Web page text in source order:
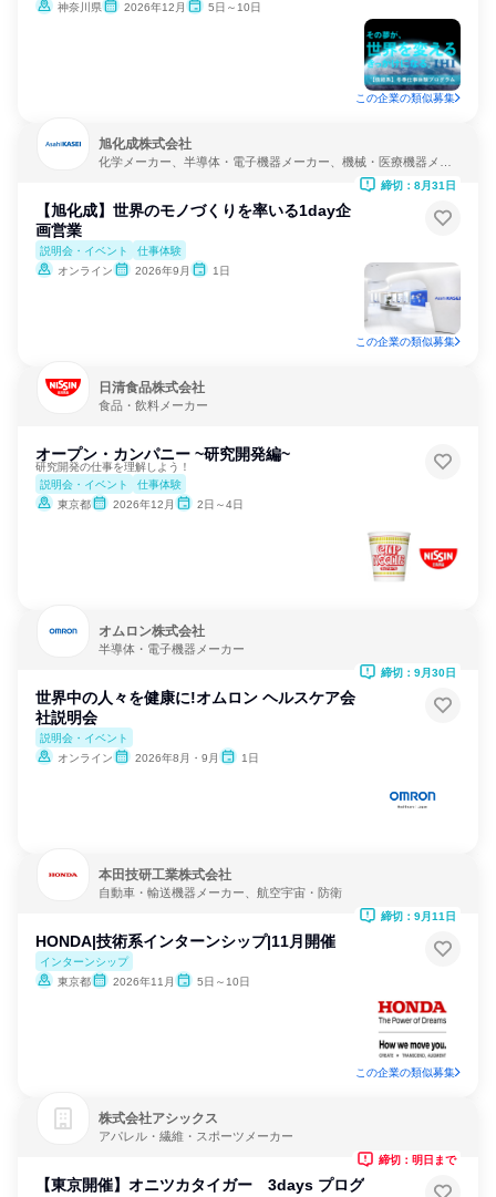
神奈川県
2026年12月 5日～10日
この企業の類似募集
旭化成株式会社
化学メーカー、半導体・電子機器メーカー、機械・医療機器メー
【旭化成】世界のモノづくりを率いる1day企
画営業
説明会・イベント
仕事体験
オンライン
2026年9月 1日
締切：8月31日
この企業の類似募集
日清食品株式会社
食品・飲料メーカー
オープン・カンパニー ~研究開発編~
研究開発の仕事を理解しよう！
説明会・イベント
仕事体験
東京都
2026年12月 2日～4日
オムロン株式会社
半導体・電子機器メーカー
世界中の人々を健康に!オムロン ヘルスケア会
社説明会
説明会・イベント
オンライン
2026年8月・9月 1日
締切：9月30日
本田技研工業株式会社
自動車・輸送機器メーカー、航空宇宙・防衛
HONDA|技術系インターンシップ|11月開催
インターンシップ
東京都
2026年11月 5日～10日
締切：9月11日
この企業の類似募集
株式会社アシックス
アパレル・繊維・スポーツメーカー
【東京開催】オニツカタイガー 3days プログ
締切：明日まで